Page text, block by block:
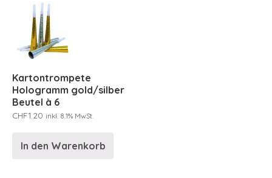
Kartontrompete
Hologramm gold/silber
Beutel à 6
CHF1.20 inkl. 8.1% MwSt.
In den Warenkorb